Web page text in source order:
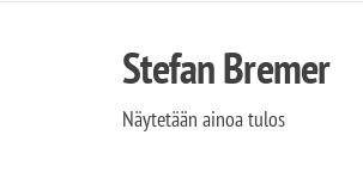
Stefan Bremer
Näytetään ainoa tulos